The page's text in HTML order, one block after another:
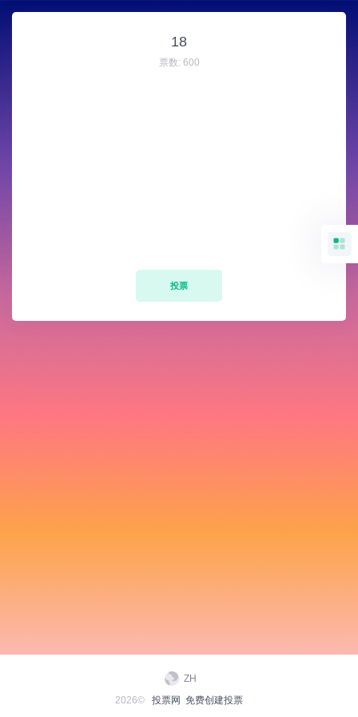
18
票数: 600
投票
2026© 投票网 免费创建投票
ZH